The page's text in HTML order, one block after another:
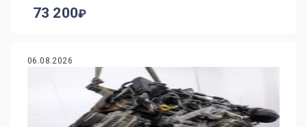
73 200
06.08.2026